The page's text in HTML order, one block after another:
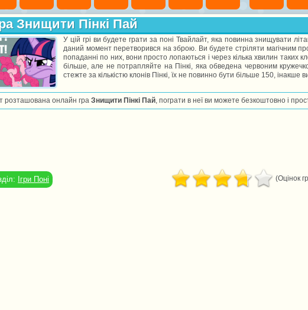
Знищити Пінкі Пай
У цій грі ви будете грати за поні Твайлайт, яка повинна знищувати
даний момент перетворився на зброю. Ви будете стріляти магічним
попаданні по них, вони просто лопаються і через кілька хвилин таких
більше, але не потрапляйте на Пінкі, яка обведена червоним
стежте за кількістю клонів Пінкі, їх не повинно бути більше 150, інакше
розташована онлайн гра Знищити Пінкі Пай , пограти в неї ви можете безкоштовно і
Ігри Поні (Оцінок